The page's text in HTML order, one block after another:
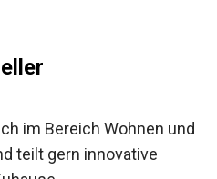
im Bereich Wohnen und
teilt gern innovative